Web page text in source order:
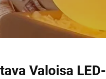
Valoisa LED-